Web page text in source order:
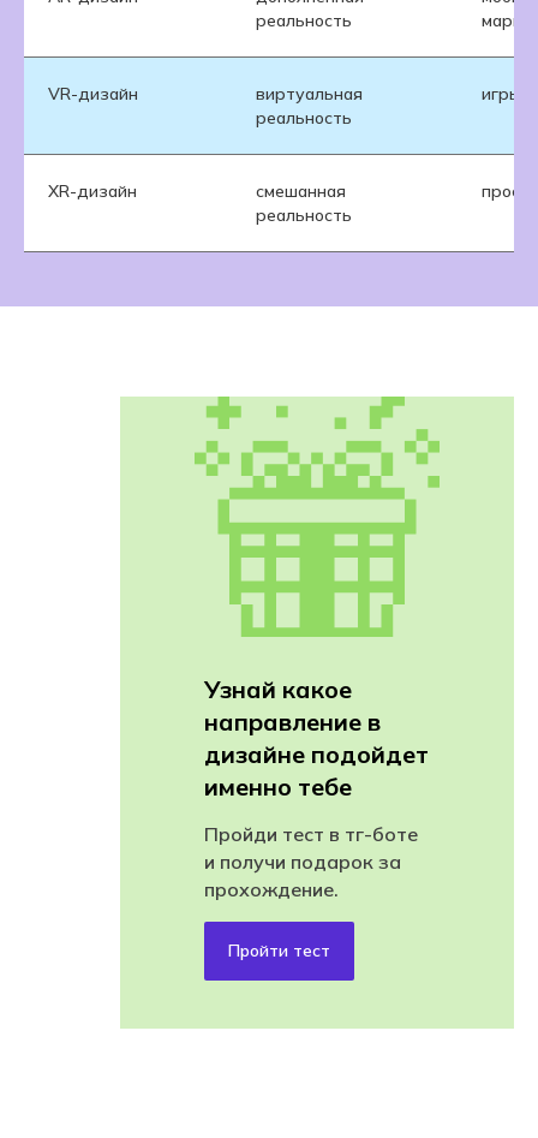
реальность
VR-дизайн
виртуальная
реальность
игры,
XR-дизайн
смешанная
реальность
Узнай какое
направление в
дизайне подойдет
именно тебе
Пройди тест в тг-боте
и получи подарок за
прохождение.
Пройти тест